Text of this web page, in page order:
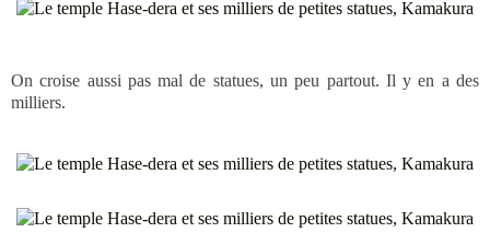
On croise aussi pas mal de statues, un peu partout. Il y en a des
milliers.